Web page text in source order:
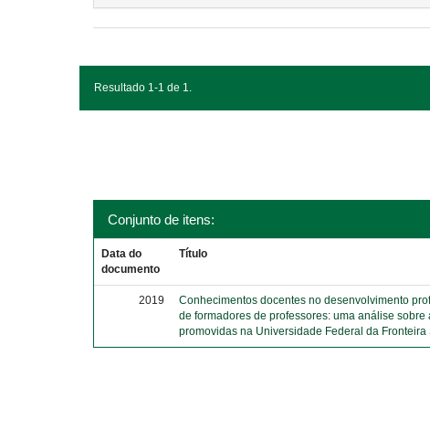
Resultado 1-1 de 1.
Conjunto de itens:
Data do
documento
Título
2019
Conhecimentos docentes no desenvolvimento
de formadores de professores: uma análise sobre
promovidas na Universidade Federal da Fronteira